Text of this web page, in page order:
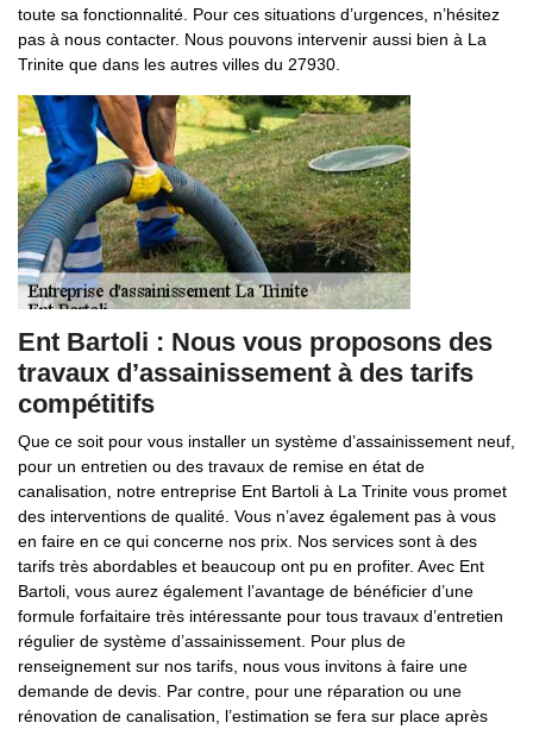
toute sa fonctionnalité. Pour ces situations d’urgences, n’hésitez
pas à nous contacter. Nous pouvons intervenir aussi bien à La
Trinite que dans les autres villes du 27930.
Ent Bartoli : Nous vous proposons des
travaux d’assainissement à des tarifs
compétitifs
Que ce soit pour vous installer un système d’assainissement neuf,
pour un entretien ou des travaux de remise en état de
canalisation, notre entreprise Ent Bartoli à La Trinite vous promet
des interventions de qualité. Vous n’avez également pas à vous
en faire en ce qui concerne nos prix. Nos services sont à des
tarifs très abordables et beaucoup ont pu en profiter. Avec Ent
Bartoli, vous aurez également l’avantage de bénéficier d’une
formule forfaitaire très intéressante pour tous travaux d’entretien
régulier de système d’assainissement. Pour plus de
renseignement sur nos tarifs, nous vous invitons à faire une
demande de devis. Par contre, pour une réparation ou une
rénovation de canalisation, l’estimation se fera sur place après